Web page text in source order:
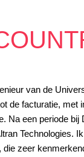
van de
de facturatie, met
Na een periode bij
Technologies.
zeer